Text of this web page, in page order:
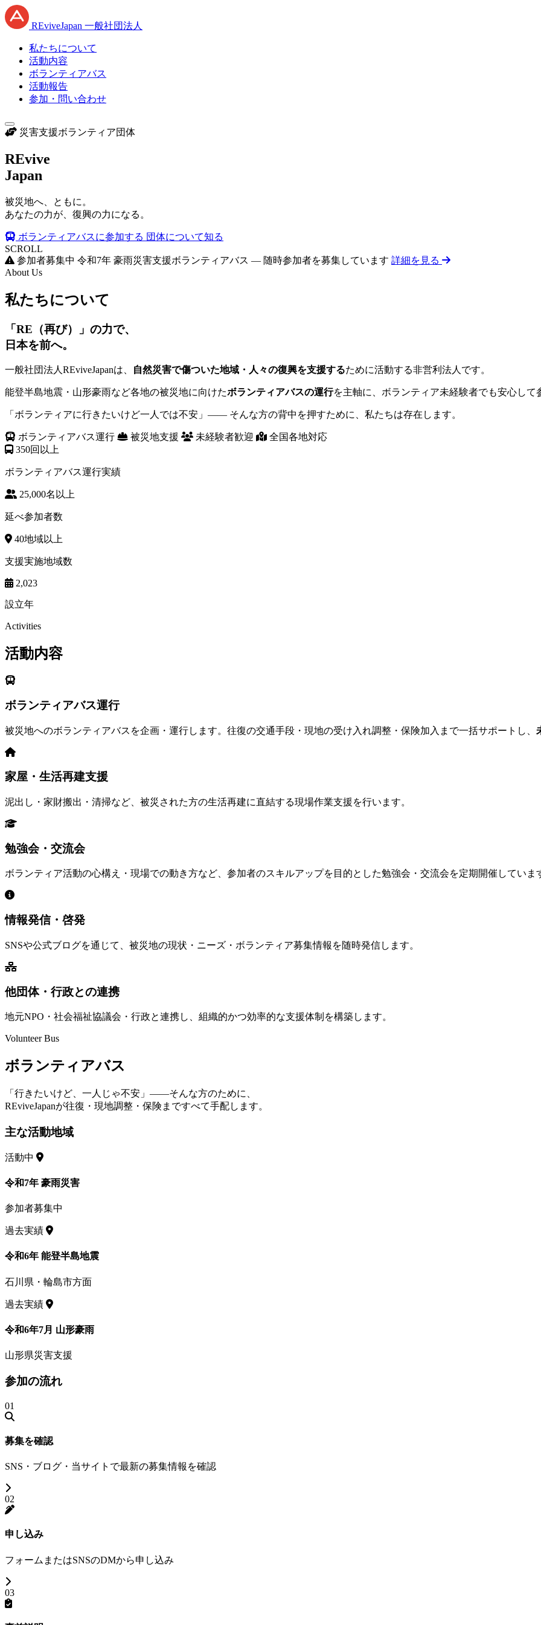
REviveJapan 一般社団法人
私たちについて
活動内容
ボランティアバス
活動報告
参加・問い合わせ
災害支援ボランティア団体
REvive
Japan
被災地へ、ともに。
あなたの力が、復興の力になる。
ボランティアバスに参加する 団体について知る
SCROLL
参加者募集中 令和7年 豪雨災害支援ボランティアバス — 随時参加者を募集しています 詳細を見る
About Us
私たちについて
「RE（再び）」の力で、
日本を前へ。
一般社団法人REviveJapanは、 自然災害で傷ついた地域・人々の復興を支援するために活動する非営利法人です。
能登半島地震・山形豪雨など各地の被災地に向けたボランティアバスの運行を主軸に、ボランティア未経験者でも安心し
「ボランティアに行きたいけど一人では不安」—— そんな方の背中を押すために、私たちは存在します。
ボランティアバス運行 被災地支援 未経験者歓迎
全国各地対応
350回以上
ボランティアバス運行実績
25,000名以上
延べ参加者数
40地域以上
支援実施地域数
2,023
設立年
Activities
活動内容
ボランティアバス運行
被災地へのボランティアバスを企画・運行します。往復の交通手段・現地の受け入れ調整・保険加入まで一括サポートし、
家屋・生活再建支援
泥出し・家財搬出・清掃など、被災された方の生活再建に直結する現場作業支援を行います。
勉強会・交流会
ボランティア活動の心構え・現場での動き方など、参加者のスキルアップを目的とした勉強会・交流会を定期開催していま
情報発信・啓発
SNSや公式ブログを通じて、被災地の現状・ニーズ・ボランティア募集情報を随時発信します。
他団体・行政との連携
地元NPO・社会福祉協議会・行政と連携し、組織的かつ効率的な支援体制を構築します。
Volunteer Bus
ボランティアバス
「行きたいけど、一人じゃ不安」——そんな方のために、
REviveJapanが往復・現地調整・保険まですべて手配します。
主な活動地域
活動中
令和7年 豪雨災害
参加者募集中
過去実績
令和6年 能登半島地震
石川県・輪島市方面
過去実績
令和6年7月 山形豪雨
山形県災害支援
参加の流れ
01
募集を確認
SNS・ブログ・当サイトで最新の募集情報を確認
02
申し込み
フォームまたはSNSのDMから申し込み
03